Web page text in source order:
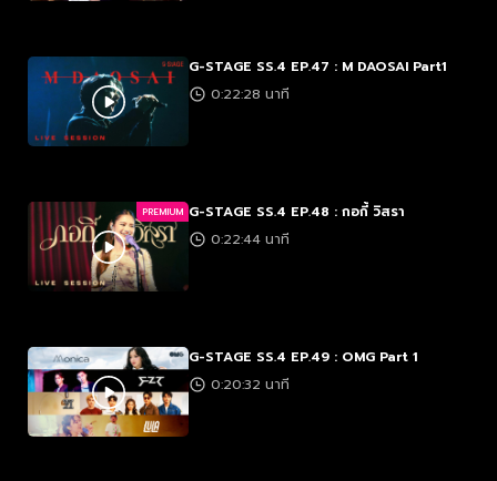
G-STAGE SS.4 EP.47 : M DAOSAI Part1
0:22:28 นาที
PREMIUM G-STAGE SS.4 EP.48 : กอกี้ วิสรา
0:22:44 นาที
G-STAGE SS.4 EP.49 : OMG Part 1
0:20:32 นาที